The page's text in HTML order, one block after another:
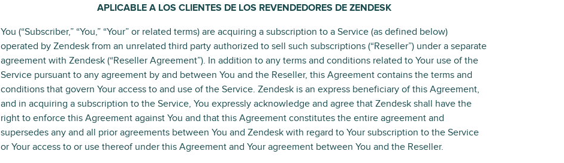
APLICABLE A LOS CLIENTES DE LOS REVENDEDORES DE ZENDESK
You (“Subscriber,” “You,” “Your” or related terms) are acquiring a subscription to a Service (as defined below)
operated by Zendesk from an unrelated third party authorized to sell such subscriptions (“Reseller”) under a separate
agreement with Zendesk (“Reseller Agreement”). In addition to any terms and conditions related to Your use of the
Service pursuant to any agreement by and between You and the Reseller, this Agreement contains the terms and
conditions that govern Your access to and use of the Service. Zendesk is an express beneficiary of this Agreement,
and in acquiring a subscription to the Service, You expressly acknowledge and agree that Zendesk shall have the
right to enforce this Agreement against You and that this Agreement constitutes the entire agreement and
supersedes any and all prior agreements between You and Zendesk with regard to Your subscription to the Service
or Your access to or use thereof under this Agreement and Your agreement between You and the Reseller.